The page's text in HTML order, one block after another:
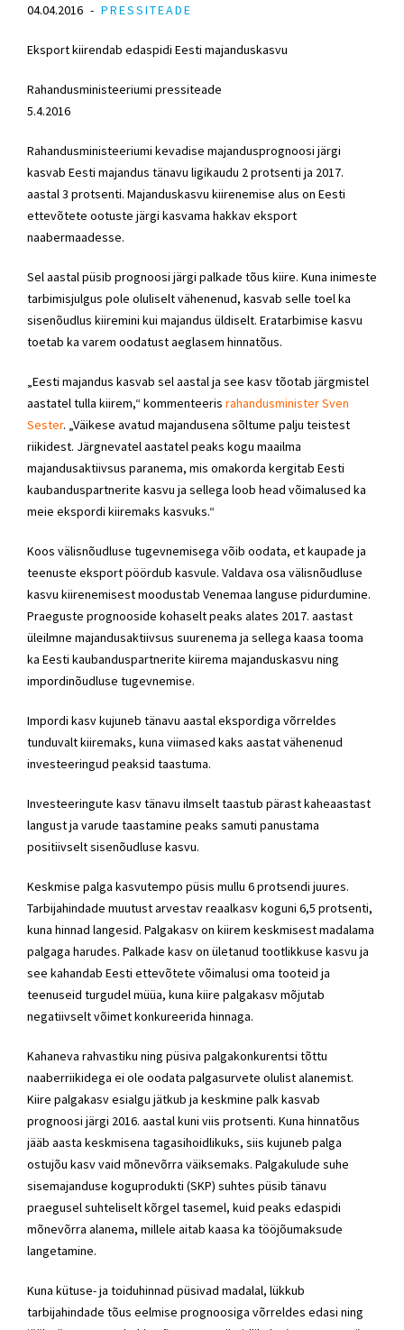
04.04.2016 PRESSITEADE
Eksport kiirendab edaspidi Eesti majanduskasvu
Rahandusministeeriumi pressiteade
5.4.2016
Rahandusministeeriumi kevadise majandusprognoosi järgi
kasvab Eesti majandus tänavu ligikaudu 2 protsenti ja 2017.
aastal 3 protsenti. Majanduskasvu kiirenemise alus on Eesti
ettevõtete ootuste järgi kasvama hakkav eksport
naabermaadesse.
Sel aastal püsib prognoosi järgi palkade tõus kiire. Kuna inimeste
tarbimisjulgus pole oluliselt vähenenud, kasvab selle toel ka
sisenõudlus kiiremini kui majandus üldiselt. Eratarbimise kasvu
toetab ka varem oodatust aeglasem hinnatõus.
„Eesti majandus kasvab sel aastal ja see kasv tõotab järgmistel
aastatel tulla kiirem,“ kommenteeris rahandusminister Sven
Sester. „Väikese avatud majandusena sõltume palju teistest
riikidest. Järgnevatel aastatel peaks kogu maailma
majandusaktiivsus paranema, mis omakorda kergitab Eesti
kaubanduspartnerite kasvu ja sellega loob head võimalused ka
meie ekspordi kiiremaks kasvuks.“
Koos välisnõudluse tugevnemisega võib oodata, et kaupade ja
teenuste eksport pöördub kasvule. Valdava osa välisnõudluse
kasvu kiirenemisest moodustab Venemaa languse pidurdumine.
Praeguste prognooside kohaselt peaks alates 2017. aastast
üleilmne majandusaktiivsus suurenema ja sellega kaasa tooma
ka Eesti kaubanduspartnerite kiirema majanduskasvu ning
impordinõudluse tugevnemise.
Impordi kasv kujuneb tänavu aastal ekspordiga võrreldes
tunduvalt kiiremaks, kuna viimased kaks aastat vähenenud
investeeringud peaksid taastuma.
Investeeringute kasv tänavu ilmselt taastub pärast kaheaastast
langust ja varude taastamine peaks samuti panustama
positiivselt sisenõudluse kasvu.
Keskmise palga kasvutempo püsis mullu 6 protsendi juures.
Tarbijahindade muutust arvestav reaalkasv koguni 6,5 protsenti,
kuna hinnad langesid. Palgakasv on kiirem keskmisest madalama
palgaga harudes. Palkade kasv on ületanud tootlikkuse kasvu ja
see kahandab Eesti ettevõtete võimalusi oma tooteid ja
teenuseid turgudel müüa, kuna kiire palgakasv mõjutab
negatiivselt võimet konkureerida hinnaga.
Kahaneva rahvastiku ning püsiva palgakonkurentsi tõttu
naaberriikidega ei ole oodata palgasurvete olulist alanemist.
Kiire palgakasv esialgu jätkub ja keskmine palk kasvab
prognoosi järgi 2016. aastal kuni viis protsenti. Kuna hinnatõus
jääb aasta keskmisena tagasihoidlikuks, siis kujuneb palga
ostujõu kasv vaid mõnevõrra väiksemaks. Palgakulude suhe
sisemajanduse koguprodukti (SKP) suhtes püsib tänavu
praegusel suhteliselt kõrgel tasemel, kuid peaks edaspidi
mõnevõrra alanema, millele aitab kaasa ka tööjõumaksude
langetamine.
Kuna kütuse- ja toiduhinnad püsivad madalal, lükkub
tarbijahindade tõus eelmise prognoosiga võrreldes edasi ning